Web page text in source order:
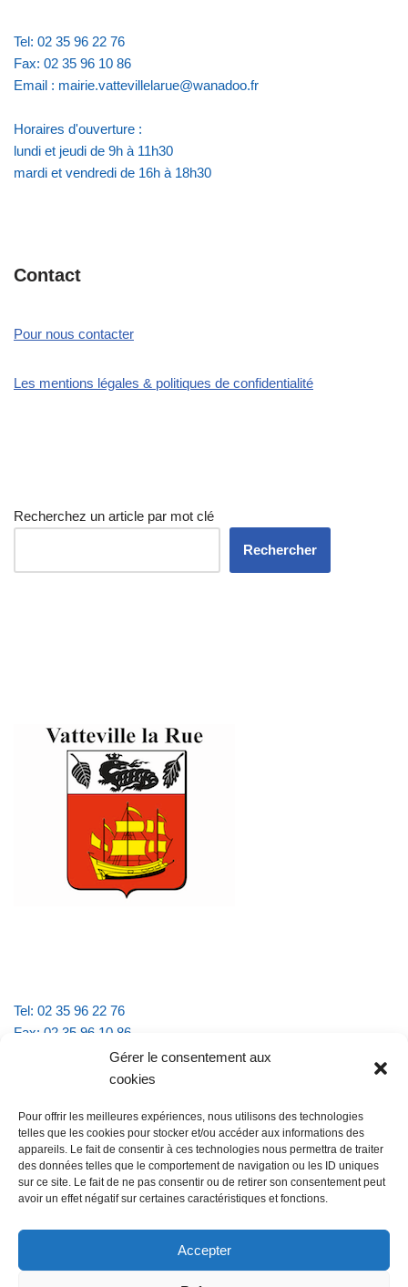
Gérer le consentement aux
cookies
Pour offrir les meilleures expériences, nous utilisons des technologies
telles que les cookies pour stocker et/ou accéder aux informations des
appareils. Le fait de consentir à ces technologies nous permettra de traiter
des données telles que le comportement de navigation ou les ID uniques
sur ce site. Le fait de ne pas consentir ou de retirer son consentement peut
avoir un effet négatif sur certaines caractéristiques et fonctions.
Accepter
Tel: 02 35 96 22 76
Fax: 02 35 96 10 86
Email : mairie.vattevillelarue@wanadoo.fr
Horaires d'ouverture :
lundi et jeudi de 9h à 11h30
mardi et vendredi de 16h à 18h30
Contact
Pour nous contacter
Les mentions légales & politiques de confidentialité
Recherchez un article par mot clé
Rechercher
Tel: 02 35 96 22 76
Fax: 02 35 96 10 86
Email : mairie.vattevillelarue@wanadoo.fr
lundi et jeudi de 9h à 11h30
mardi et vendredi de 16h à 18h30